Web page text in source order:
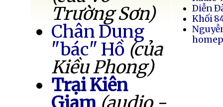
Trường Sơn)
Chân Dung
"bác" Hồ (của
Kiều Phong)
Trại Kiên
Diễn
Khối